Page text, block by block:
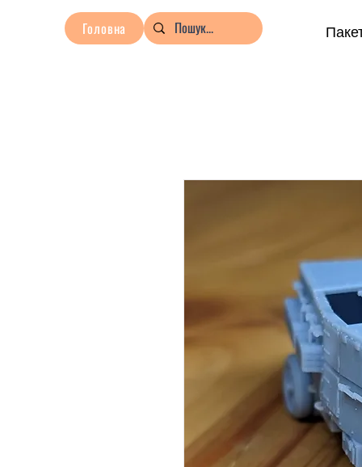
Головна